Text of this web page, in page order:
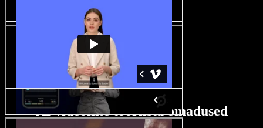
AI videointe tööriista omadused